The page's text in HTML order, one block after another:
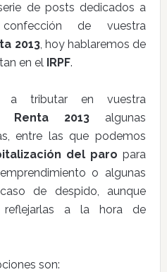
de posts dedicados a
de vuestra
2013, hoy hablaremos de
en el IRPF.
a tributar en vuestra
2013 algunas
entre las que podemos
del paro para
o algunas
de despido, aunque
a la hora de
son: